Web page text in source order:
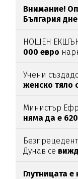
Внимание!
България
НОЩЕН
000 евро
Учени
женско тяло
Министър
няма да е
Дунав се
Глутницата